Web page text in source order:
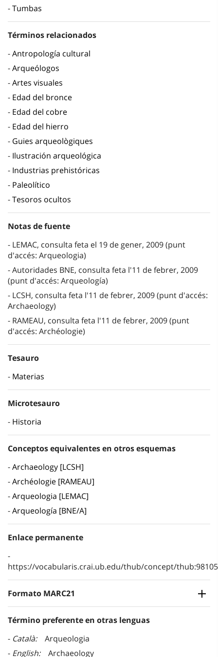
Tumbas
Términos relacionados
Antropología cultural
Arqueólogos
Artes visuales
Edad del bronce
Edad del cobre
Edad del hierro
Guies arqueològiques
Ilustración arqueológica
Industrias prehistóricas
Paleolítico
Tesoros ocultos
Notas de fuente
LEMAC, consulta feta el 19 de gener, 2009 (punt
d'accés: Arqueologia)
Autoridades BNE, consulta feta l'11 de febrer, 2009
(punt d'accés: Arqueología)
LCSH, consulta feta l'11 de febrer, 2009 (punt d'accés:
Archaeology)
RAMEAU, consulta feta l'11 de febrer, 2009 (punt
d'accés: Archéologie)
Tesauro
Materias
Microtesauro
Historia
Conceptos equivalentes en otros esquemas
Archaeology [LCSH]
Archéologie [RAMEAU]
Arqueologia [LEMAC]
Arqueología [BNE/A]
Enlace permanente
https://vocabularis.crai.ub.edu/thub/concept/
Formato MARC21
Término preferente en otras lenguas
Català
Arqueologia
English
Archaeology